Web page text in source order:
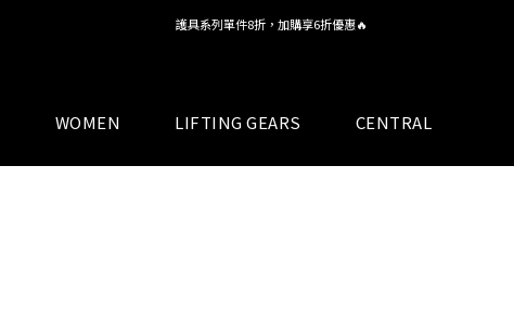
全館 $1,380 即享免運
WOMEN LIFTING GEARS CENTRAL